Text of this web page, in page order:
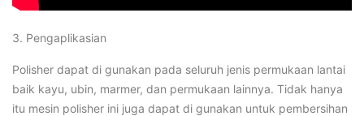
3. Pengaplikasian
Polisher dapat di gunakan pada seluruh jenis permukaan lantai
baik kayu, ubin, marmer, dan permukaan lainnya. Tidak hanya
itu mesin polisher ini juga dapat di gunakan untuk pembersihan